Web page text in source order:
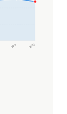
2016 2022